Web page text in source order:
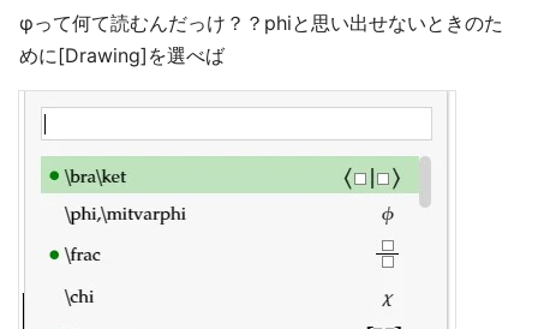
φって何て読むんだっけ？？phiと思い出せないときのた
めに[Drawing]を選べば